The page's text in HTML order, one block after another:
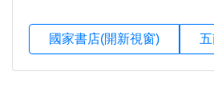
國家書店(開新視窗)